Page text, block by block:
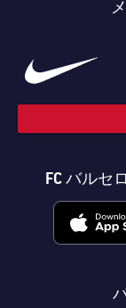
FC バルセ